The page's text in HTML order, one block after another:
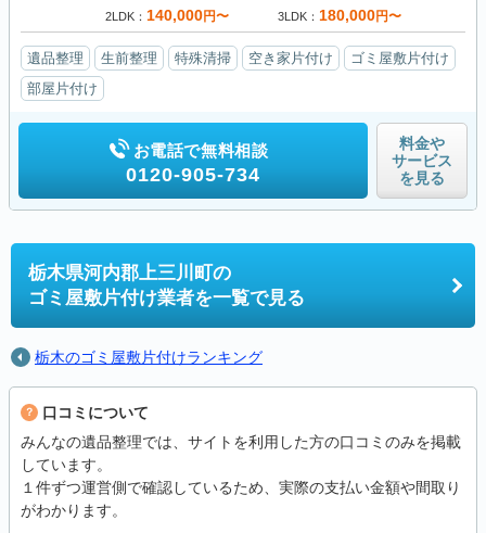
2LDK 140,000円〜 3LDK 180,000円〜
遺品整理 生前整理 特殊清掃 空き家片付け
ゴミ屋敷片付け
部屋片付け
お電話で無料相談
0120-905-734
料金や
サービス
を見る
栃木県河内郡上三川町の
ゴミ屋敷片付け業者を一覧で見る
栃木のゴミ屋敷片付けランキング
口コミについて
みんなの遺品整理では、サイトを利用した方の口コミのみを掲載
しています。
１件ずつ運営側で確認しているため、実際の支払い金額や間取り
がわかります。